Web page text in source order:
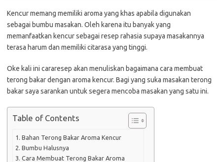
Kencur memang memiliki aroma yang khas apabila digunakan
sebagai bumbu masakan. Oleh karena itu banyak yang
memanfaatkan kencur sebagai resep rahasia supaya masakannya
terasa harum dan memiliki citarasa yang tinggi.
Oke kali ini cararesep akan menuliskan bagaimana cara membuat
terong bakar dengan aroma kencur. Bagi yang suka masakan terong
bakar saya sarankan untuk segera mencoba masakan yang satu ini.
Table of Contents
Bahan Terong Bakar Aroma Kencur
Bumbu Halusnya
Cara Membuat Terong Bakar Aroma